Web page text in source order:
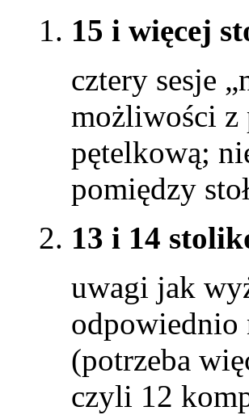
15 i więcej
cztery sesje
możliwości z
pętelkową;
pomiędzy
13 i 14
uwagi jak
odpowiednio
(potrzeba
czyli 12